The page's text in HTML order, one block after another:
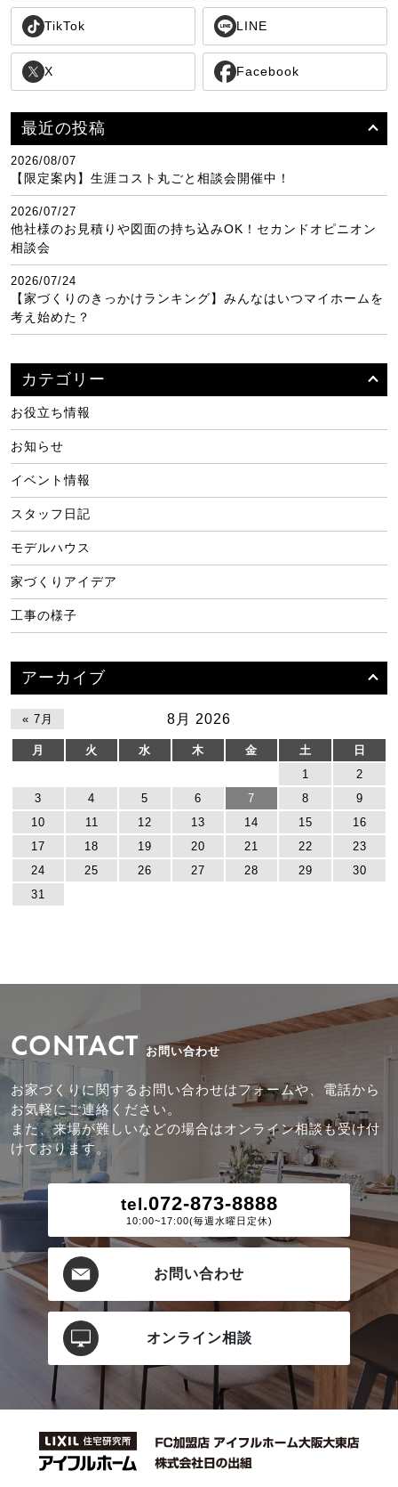
最近の投稿
2026/08/07
【限定案内】生涯コスト丸ごと相談会開催中！
2026/07/27
他社様のお見積りや図面の持ち込みOK！セカンドオピニオン
相談会
2026/07/24
【家づくりのきっかけランキング】みんなはいつマイホームを
考え始めた？
カテゴリー
お役立ち情報
お知らせ
イベント情報
スタッフ日記
モデルハウス
家づくりアイデア
工事の様子
アーカイブ
8月 2026
月 火 水 木 金 土
日
1
2
3
4 5 6 7 8
9
10
11 12 13 14 15
16
17
18 19 20 21 22
23
24
25 26 27 28 29
30
31
« 7月
TikTok LINE
X Facebook
CONTACT お問い合わせ
お家づくりに関するお問い合わせはフォームや、電話から
お気軽にご連絡ください。
また、来場が難しいなどの場合はオンライン相談も受け付
けております。
tel.072-873-8888
10:00~17:00(毎週水曜日定休)
お問い合わせ
オンライン相談